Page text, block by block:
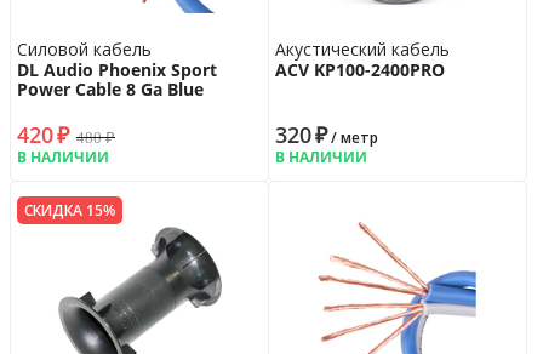
Силовой кабель
DL Audio Phoenix Sport
Power Cable 8 Ga Blue
420₽ 480₽
В НАЛИЧИИ
Акустический кабель
ACV KP100-2400PRO
320₽/ метр
В НАЛИЧИИ
СКИДКА 15%